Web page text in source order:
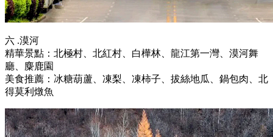
六 .漠河
精華景點：北極村、北紅村、白樺林、龍江第一灣、漠河舞
廳、麋鹿園
美食推薦：冰糖葫蘆、凍梨、凍柿子、拔絲地瓜、鍋包肉、北
得莫利燉魚